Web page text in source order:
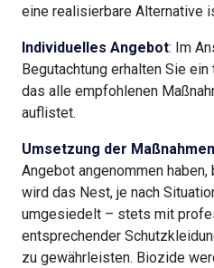
eine realisierbare Alternative
Individuelles Angebot: Im
Begutachtung erhalten Sie
das alle empfohlenen
auflistet.
Umsetzung der Maßnahmen
Angebot angenommen
wird das Nest, je nach
umgesiedelt – stets mit
entsprechender
zu gewährleisten. Biozide